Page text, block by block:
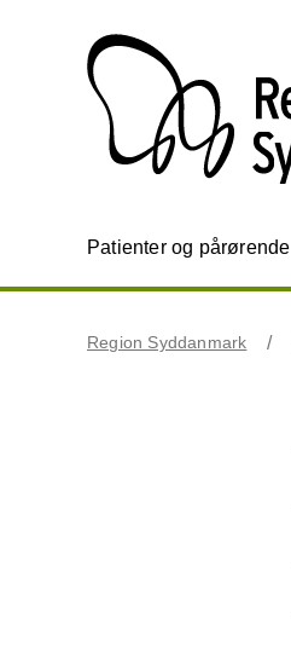
Patienter og pårørende
Region Syddanmark